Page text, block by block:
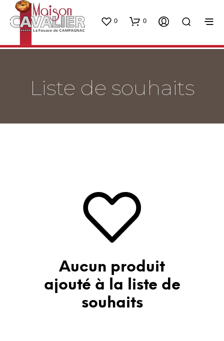
0 0
Liste de souhaits
Aucun produit
ajouté à la liste de
souhaits